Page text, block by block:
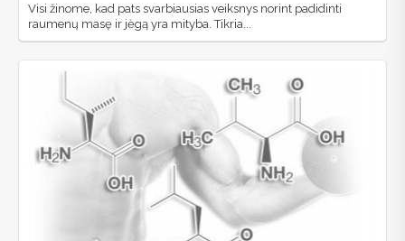
Visi žinome, kad pats svarbiausias veiksnys norint padidinti
raumenų masę ir jėgą yra mityba. Tikria...